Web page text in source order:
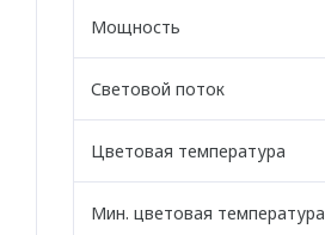
Стен
Плинтус
ПАНЕЛИ
Рельефные
Мощность
Световой поток
Цветовая температура
Мин. цветовая температура